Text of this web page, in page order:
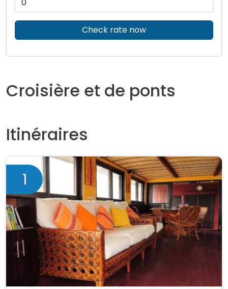
Check rate now
Croisière et de ponts
Itinéraires
1